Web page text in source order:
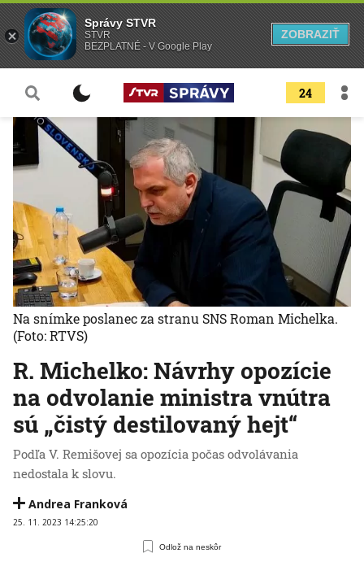
24
R. Michelko: Návrhy opozície
na odvolanie ministra vnútra
sú „čistý destilovaný hejt“
Podľa V. Remišovej sa opozícia počas odvolávania
nedostala k slovu.
Andrea Franková
25. 11. 2023 14:25:20
Odlož na neskôr
Na snímke poslanec za stranu SNS Roman Michelka.
(Foto: RTVS)
Správy STVR
STVR
BEZPLATNÉ - V Google Play
ZOBRAZIŤ